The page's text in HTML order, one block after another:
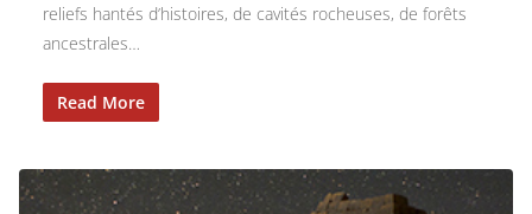
reliefs hantés d’histoires, de cavités rocheuses, de forêts
ancestrales…
Read More